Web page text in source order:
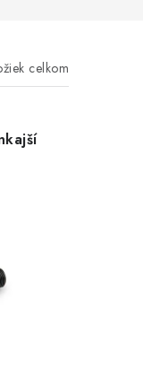
celkom